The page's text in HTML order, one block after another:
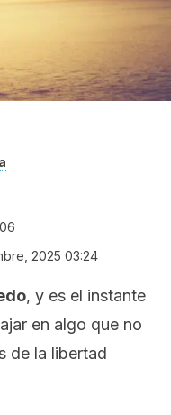
2025 03:24
, y es el instante
en algo que no
de la libertad